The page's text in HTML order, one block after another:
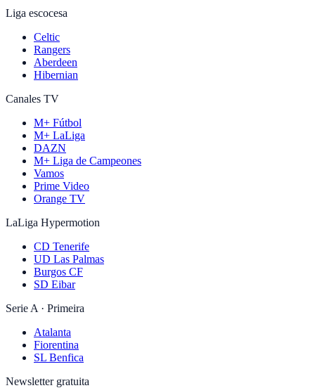
Liga escocesa
Celtic
Rangers
Aberdeen
Hibernian
Canales TV
M+ Fútbol
M+ LaLiga
DAZN
M+ Liga de Campeones
Vamos
Prime Video
Orange TV
LaLiga Hypermotion
CD Tenerife
UD Las Palmas
Burgos CF
SD Eibar
Serie A · Primeira
Atalanta
Fiorentina
SL Benfica
Newsletter gratuita